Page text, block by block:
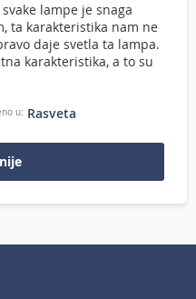
lampe je snaga
ta karakteristika nam ne
daje svetla ta lampa.
karakteristika, a to su
u: Rasveta